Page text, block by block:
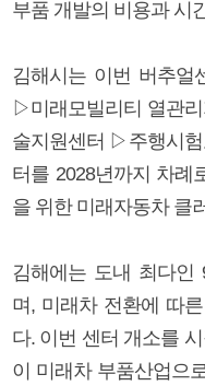
부품 개발의 비용과 시
김해시는 이번 버추얼
▷미래모빌리티 열관
술지원센터 ▷주행시
터를 2028년까지 차례
을 위한 미래자동차 클
김해에는 도내 최다인
며, 미래차 전환에 따
다. 이번 센터 개소를
이 미래차 부품산업으